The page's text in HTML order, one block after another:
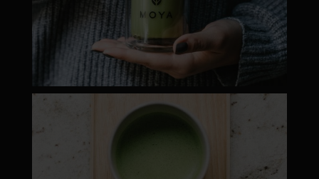
moyamatcha.hu